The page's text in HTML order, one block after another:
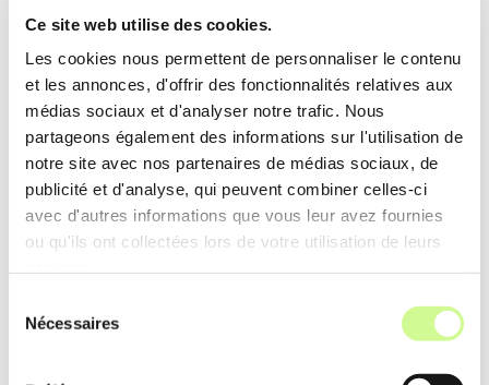
Ce site web utilise des cookies.
Les cookies nous permettent de personnaliser le contenu
et les annonces, d'offrir des fonctionnalités relatives aux
médias sociaux et d'analyser notre trafic. Nous
partageons également des informations sur l'utilisation de
notre site avec nos partenaires de médias sociaux, de
publicité et d'analyse, qui peuvent combiner celles-ci
avec d'autres informations que vous leur avez fournies
ou qu'ils ont collectées lors de votre utilisation de leurs
Nécessaires
Waymark aide les entreprises à adapter les vidéos
unique.
Exemple d’utilisation
Une agence de publicité personnalise une vidéo
de révélation de produit pour inclure le logo et le
slogan de son client, garantissant unecohérence
de marque.